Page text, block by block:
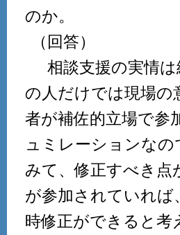
のか。
（回答）
相談支援の実情は
の人だけでは現場の
者が補佐的立場で参
ュミレーションな
みて、修正すべき点
が参加されていれば
時修正ができると考